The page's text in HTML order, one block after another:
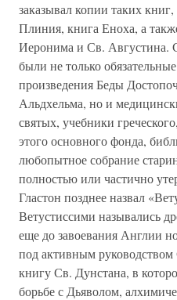
заказывал копии таких
Плиния, книга Еноха, а
Иеронима и Св. Августина.
были не только
произведения Беды
Альдхельма, но и
святых, учебники
этого основного фонда,
любопытное собрание
полностью или частично
Гластон позднее назвал
Ветустиссими назывались
еще до завоевания Англии
под активным
книгу Св. Дунстана, в
борьбе с Дьяволом,